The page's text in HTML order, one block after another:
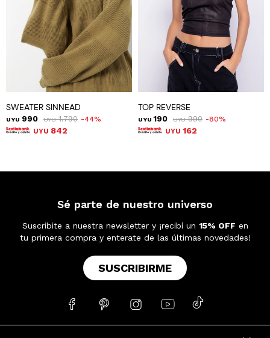
SWEATER SINNEAD
UYU 990 UYU 1.790 44
UYU 842
TOP REVERSE
UYU 190 UYU 990 80
UYU 162
Sé parte de nuestro universo
Suscribite a nuestra newsletter y ¡recibí un 15% OFF en
tu primera compra y enterate de las últimas novedades!
SUSCRIBIRME
    